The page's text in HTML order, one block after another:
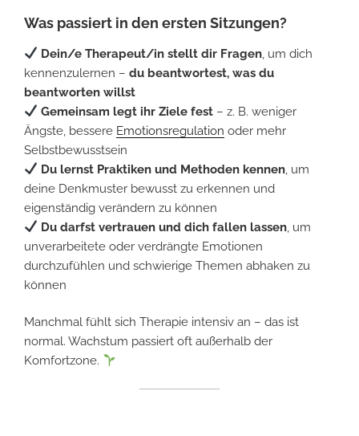
Was passiert in den ersten Sitzungen?
Dein/e Therapeut/in stellt dir Fragen , um dich
kennenzulernen – du beantwortest, was du
beantworten willst
Gemeinsam legt ihr Ziele fest – z. B. weniger
Ängste, bessere Emotionsregulation oder mehr
Selbstbewusstsein
Du lernst Praktiken und Methoden kennen , um
deine Denkmuster bewusst zu erkennen und
eigenständig verändern zu können
Du darfst vertrauen und dich fallen lassen , um
unverarbeitete oder verdrängte Emotionen
durchzufühlen und schwierige Themen abhaken zu
können
Manchmal fühlt sich Therapie intensiv an – das ist
normal. Wachstum passiert oft außerhalb der
Komfortzone.